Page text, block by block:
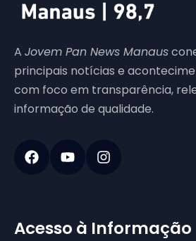
A Jovem Pan News Manaus
principais notícias e
com foco em transparência,
informação de qualidade.
Acesso à Informação